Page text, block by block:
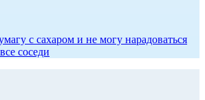
с сахаром и не могу нарадоваться
соседи